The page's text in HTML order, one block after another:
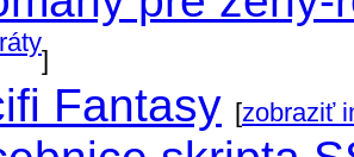
]
Fantasy [zobraziť